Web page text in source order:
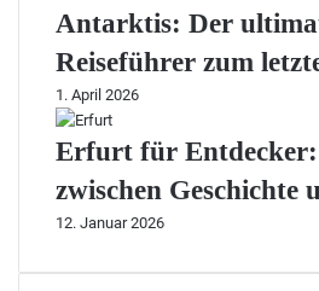
Antarktis: Der
Reiseführer zum
1. April 2026
Erfurt für
zwischen Geschichte
12. Januar 2026